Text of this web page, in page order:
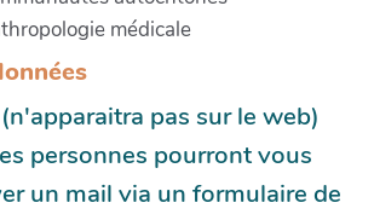
médicale
pas sur le web)
personnes pourront vous
un mail via un formulaire de